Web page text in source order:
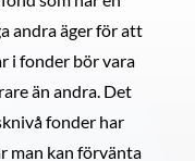
andra äger för att
i fonder bör vara
än andra. Det
fonder har
man kan förvänta